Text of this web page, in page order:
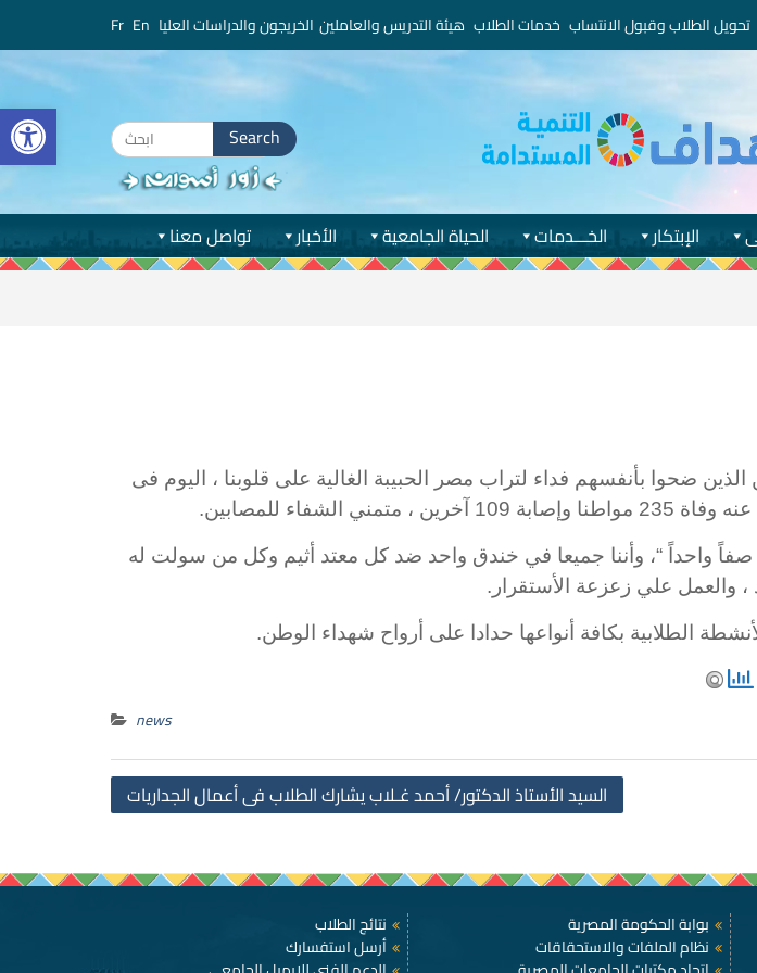
تحويل الطلاب وقبول الانتساب خدمات الطلاب هيئة التدريس والعاملين الخريجون والدراسات العليا
Search
for:
تواصل معنا الأخبار الحياة الجامعية الخـــدمات الإبتكار
ضحوا بأنفسهم فداء لتراب مصر الحبيبة الغالية على قلوبنا ، اليوم فى
للمصابين.
واحداً “، وأننا جميعا في خندق واحد ضد كل معتد أثيم وكل من سولت له
، والعمل علي زعزعة الأستقرار.
الطلابية بكافة أنواعها حدادا على أرواح شهداء الوطن.
news
السيد الأستاذ الدكتور/ أحمد غـلاب يشارك الطلاب فى أعمال الجداريات
نتائج الطلاب
أرسل استفسارك
بوابة الحكومة المصرية
نظام الملفات والاستحقاقات